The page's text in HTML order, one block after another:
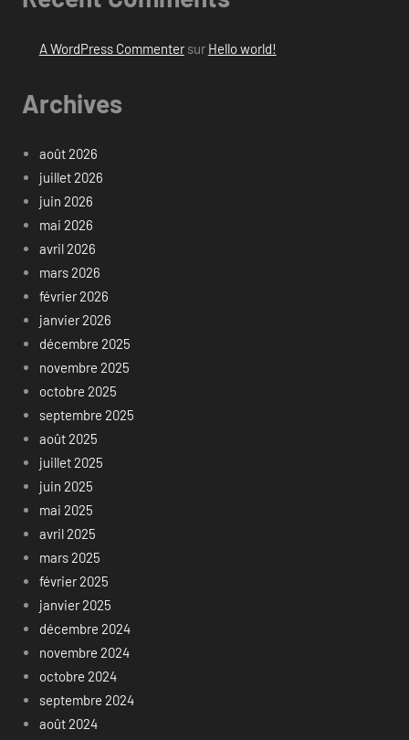
A WordPress Commentersur Hello world!
Archives
août 2026
juillet 2026
juin 2026
mai 2026
avril 2026
mars 2026
février 2026
janvier 2026
décembre 2025
novembre 2025
octobre 2025
septembre 2025
août 2025
juillet 2025
juin 2025
mai 2025
avril 2025
mars 2025
février 2025
janvier 2025
décembre 2024
novembre 2024
octobre 2024
septembre 2024
août 2024